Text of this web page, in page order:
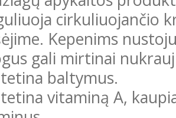
cirkuliuojančio
Kepenims
gali mirtinai
baltymus.
vitaminą A,